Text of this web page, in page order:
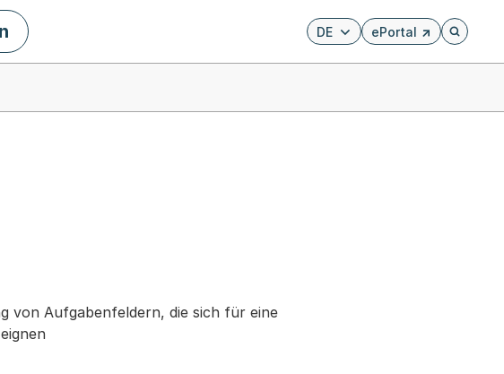
DE ePortal
Externer Link, wird in
Öffnet
von Aufgabenfeldern, die sich für eine